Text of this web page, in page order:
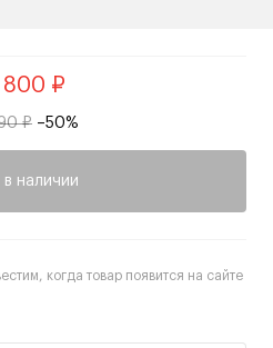
800 ₽
₽ –50%
в наличии
когда товар появится на сайте